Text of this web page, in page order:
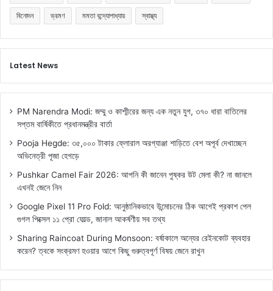
বিনোদন ভ্রমণ মমতা বন্দ্যোপাধ্যায় স্বাস্থ্য
Latest News
PM Narendra Modi: জম্মু ও কাশ্মীরের জন্য এক নতুন যুগ, ৩৭০ ধারা বাতিলের
সপ্তম বার্ষিকীতে প্রধানমন্ত্রীর বার্তা
Pooja Hegde: ৩৫,০০০ টাকার ফ্লোরাল অরগ্যাঞ্জা শাড়িতে বেশ অপূর্ব দেখাচ্ছেন
অভিনেত্রী পূজা হেগড়ে
Pushkar Camel Fair 2026: আপনি কী জানেন পুষ্কর উট মেলা কী? না জানলে
এখনই জেনে নিন
Google Pixel 11 Pro Fold: আনুষ্ঠানিকভাবে উন্মোচনের ঠিক আগেই প্রকাশ পেল
গুগল পিক্সেল ১১ প্রো ফোল্ড, জানাল আকর্ষণীয় সব তথ্য
Sharing Raincoat During Monsoon: বর্ষাকালে অন্যের রেইনকোট ব্যবহার
করেন? ত্বকে সংক্রমণ হওয়ার আগে কিছু গুরুত্বপূর্ণ বিষয় জেনে রাখুন